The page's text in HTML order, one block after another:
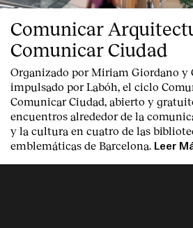
Comunicar
Comunicar Ciudad
Organizado por Miriam Giordano y
impulsado por Labóh, el ciclo
Comunicar Ciudad, abierto y
encuentros alrededor de la
y la cultura en cuatro de las
emblemáticas de Barcelona. Leer